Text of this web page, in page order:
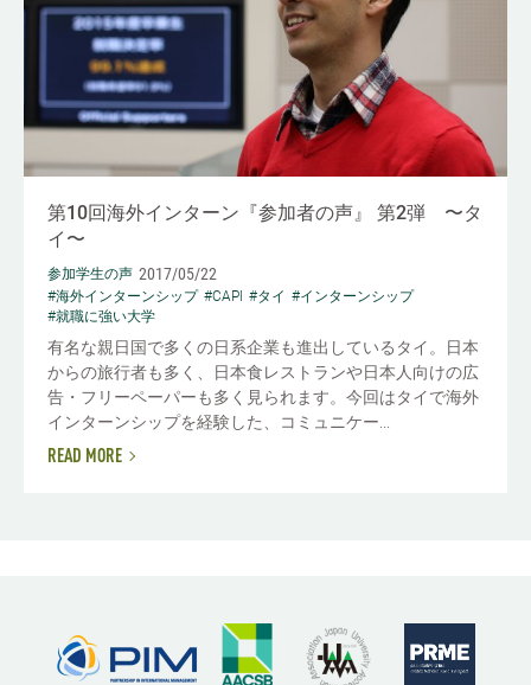
第10回海外インターン『参加者の声』 第2弾 〜タ
イ〜
参加学生の声 2017/05/22
#海外インターンシップ #CAPI #タイ #インターンシップ
#就職に強い大学
有名な親日国で多くの日系企業も進出しているタイ。日本
からの旅行者も多く、日本食レストランや日本人向けの広
告・フリーペーパーも多く見られます。今回はタイで海外
インターンシップを経験した、コミュニケー...
READ MORE